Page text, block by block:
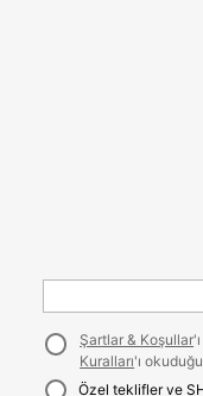
Şartlar & Koşullar
Kuralları'ı
Özel teklifler ve